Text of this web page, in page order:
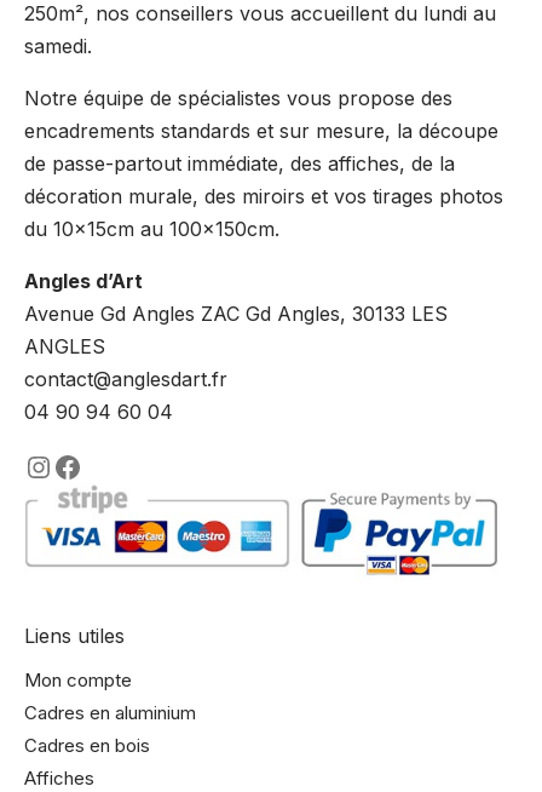
250m², nos conseillers vous accueillent du lundi au
samedi.
Notre équipe de spécialistes vous propose des
encadrements standards et sur mesure, la découpe
de passe-partout immédiate, des affiches, de la
décoration murale, des miroirs et vos tirages photos
du 10x15cm au 100x150cm.
Angles d’Art
Avenue Gd Angles ZAC Gd Angles, 30133 LES
ANGLES
contact@anglesdart.fr
04 90 94 60 04
https://www.instagram.com/
https://www.facebook.com/
Liens utiles
Mon compte
Cadres en aluminium
Cadres en bois
Affiches